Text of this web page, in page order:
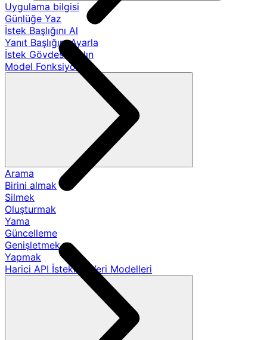
Uygulama bilgisi
Günlüğe Yaz
İstek Başlığını Al
Yanıt Başlığını Ayarla
İstek Gövdesini Alın
Model Fonksiyonları
Arama
Birini almak
Silmek
Oluşturmak
Yama
Güncelleme
Genişletmek
Yapmak
Harici API İstekleri Veri Modelleri